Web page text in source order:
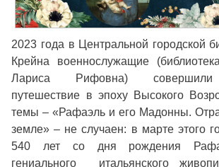
2023 года в Центральной городской
Крейна военнослужащие
Лариса Рифовна) совершили
путешествие в эпоху Высокого
темы – «Рафаэль и его Мадонны.
земле» – не случаен: в марте этого
540 лет со дня рождения
гениального итальянского